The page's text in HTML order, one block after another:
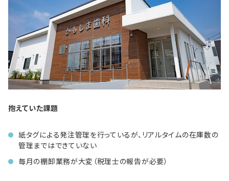
抱えていた課題
紙タグによる発注管理を行っているが、リアルタイムの在庫数の
管理まではできていない
毎月の棚卸業務が大変（税理士の報告が必要）